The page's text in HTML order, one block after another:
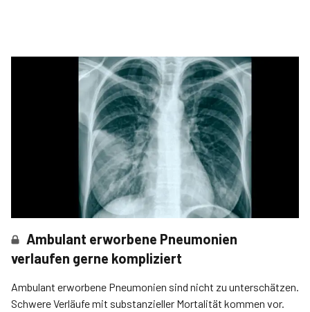
Ambulant erworbene Pneumonien
verlaufen gerne kompliziert
Ambulant erworbene Pneumonien sind nicht zu unterschätzen.
Schwere Verläufe mit substanzieller Mortalität kommen vor.